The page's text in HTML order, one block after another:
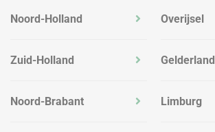
Noord-Holland
Zuid-Holland
Noord-Brabant
Overijsel
Gelderland
Limburg